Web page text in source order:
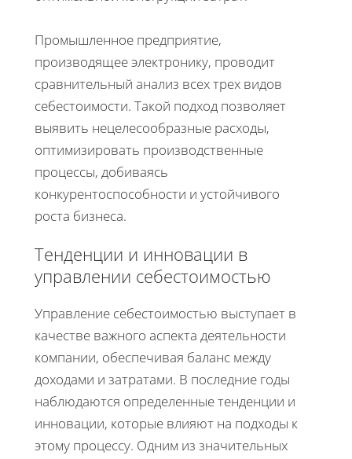
Промышленное предприятие,
производящее электронику, проводит
сравнительный анализ всех трех видов
себестоимости. Такой подход позволяет
выявить нецелесообразные расходы,
оптимизировать производственные
процессы, добиваясь
конкурентоспособности и устойчивого
роста бизнеса.
Тенденции и инновации в
управлении себестоимостью
Управление себестоимостью выступает в
качестве важного аспекта деятельности
компании, обеспечивая баланс между
доходами и затратами. В последние годы
наблюдаются определенные тенденции и
инновации, которые влияют на подходы к
этому процессу. Одним из значительных